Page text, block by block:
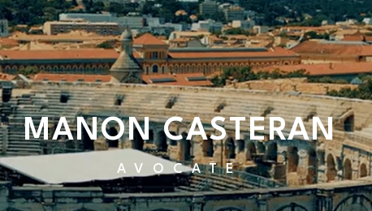
MANON CASTERAN
AVOCATE